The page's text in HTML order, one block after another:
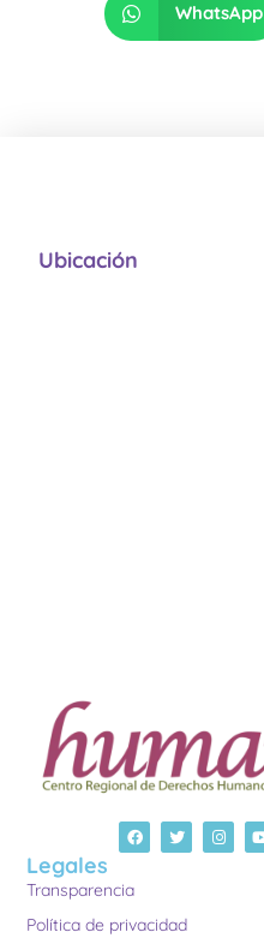
WhatsApp
Legales
Transparencia
Política de privacidad
Ubicación